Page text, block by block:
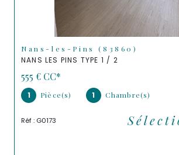
Nans-les-Pins (83860)
NANS LES PINS TYPE 1 / 2
555 € CC*
1 Pièce(s) 1 Chambre(s)
Réf : G0173